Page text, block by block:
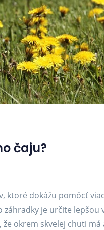
čaju?
dokážu pomôcť
je určite lepšou
že okrem skvelej chuti